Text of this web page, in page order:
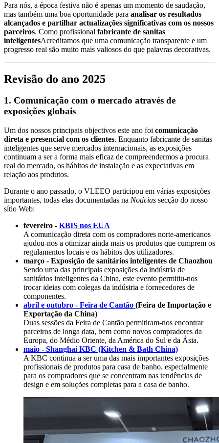
Para nós, a época festiva não é apenas um momento de saudação,
mas também uma boa oportunidade para analisar os resultados
alcançados e partilhar actualizações significativas com os nossos
parceiros. Como profissional fabricante de sanitas
inteligentesAcreditamos que uma comunicação transparente e um
progresso real são muito mais valiosos do que palavras decorativas.
Revisão do ano 2025
1. Comunicação com o mercado através de
exposições globais
Um dos nossos principais objectivos este ano foi comunicação
direta e presencial com os clientes. Enquanto fabricante de sanitas
inteligentes que serve mercados internacionais, as exposições
continuam a ser a forma mais eficaz de compreendermos a procura
real do mercado, os hábitos de instalação e as expectativas em
relação aos produtos.
Durante o ano passado, o VLEEO participou em várias exposições
importantes, todas elas documentadas na Notícias secção do nosso
sítio Web:
fevereiro - KBIS nos EUA
A comunicação direta com os compradores norte-americanos
ajudou-nos a otimizar ainda mais os produtos que cumprem os
regulamentos locais e os hábitos dos utilizadores.
março - Exposição de sanitários inteligentes de Chaozhou
Sendo uma das principais exposições da indústria de
sanitários inteligentes da China, este evento permitiu-nos
trocar ideias com colegas da indústria e fornecedores de
componentes.
abril e outubro - Feira de Cantão (Feira de Importação e
Exportação da China)
Duas sessões da Feira de Cantão permitiram-nos encontrar
parceiros de longa data, bem como novos compradores da
Europa, do Médio Oriente, da América do Sul e da Ásia.
maio - Shanghai KBC (Kitchen & Bath China)
A KBC continua a ser uma das mais importantes exposições
profissionais de produtos para casa de banho, especialmente
para os compradores que se concentram nas tendências de
design e em soluções completas para a casa de banho.